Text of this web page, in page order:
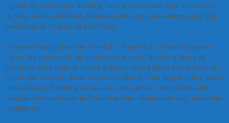
o poder do processador do Mega Drive e, quem sabe, criar um mascote
da Sega à altura do Mario. A ideia deu tão certo, que estamos aqui hoje
celebrando os 31 anos da série Sonic.
O contexto não poderia ser o melhor: o filme Sonic 2 bombou (e pelo
menos até o momento, fez muito mais sucesso à mesma época de
estreia do que o filme do Buzz Lightyear), consolidando o multiverso do
mundo dos cinemas. Sonic está em evidência, mais do que nunca: basta
um passeio no Shopping ou nas ruas, que vemos, como nunca antes,
crianças com camisetas do Sonic e adultos relembrando seus momentos
nostálgicos.